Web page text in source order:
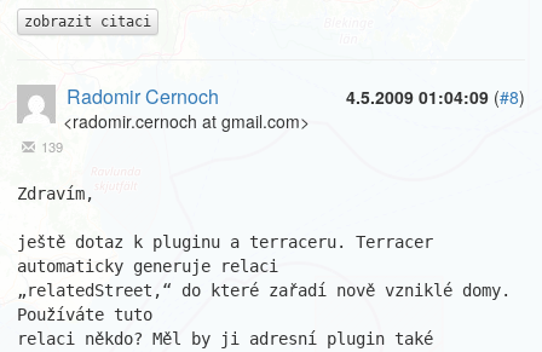
zobrazit citaci
4.5.2009 01:04:09 (#8)
Radomir Cernoch
<radomir.cernoch at gmail.com>
139
Zdravím,
ještě dotaz k pluginu a terraceru. Terracer
automaticky generuje relaci
„relatedStreet,“ do které zařadí nově vzniklé domy.
Používáte tuto
relaci někdo? Měl by ji adresní plugin také